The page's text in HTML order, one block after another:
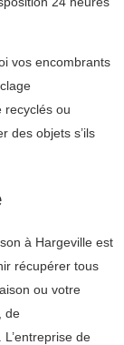
vos encombrants
recyclés ou
des objets s’ils
à Hargeville est
récupérer tous
ou votre
de
de